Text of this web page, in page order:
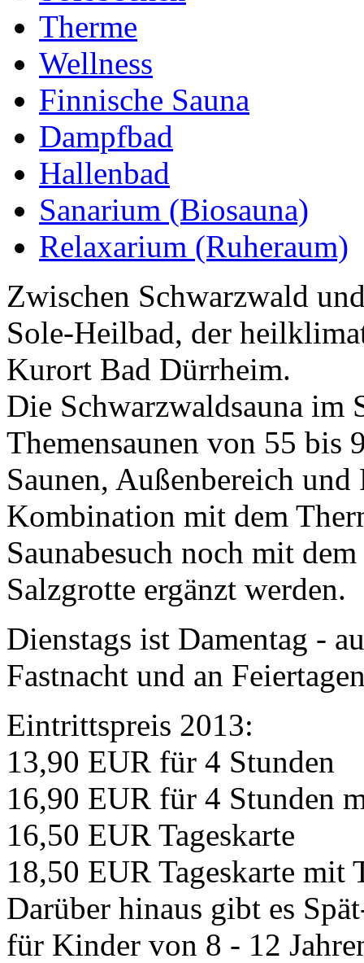
Therme
Wellness
Finnische Sauna
Dampfbad
Hallenbad
Sanarium (Biosauna)
Relaxarium (Ruheraum)
Zwischen Schwarzwald
Sole-Heilbad, der
Kurort Bad Dürrheim.
Die Schwarzwaldsauna im
Themensaunen von 55 bis
Saunen, Außenbereich und
Kombination mit dem
Saunabesuch noch mit
Salzgrotte ergänzt werden.
Dienstags ist Damentag -
Fastnacht und an
Eintrittspreis 2013:
13,90 EUR für 4 Stunden
16,90 EUR für 4 Stunden
16,50 EUR Tageskarte
18,50 EUR Tageskarte mit
Darüber hinaus gibt es
für Kinder von 8 - 12